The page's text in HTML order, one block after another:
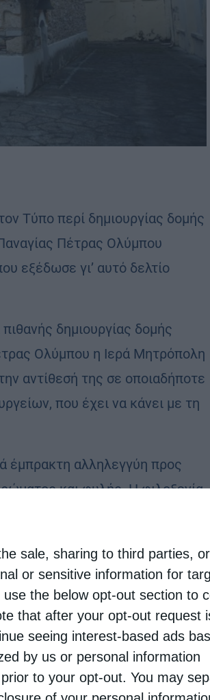
sale, sharing to third parties, or
or sensitive information for
the below opt-out section to
that after your opt-out request
seeing interest-based ads
by us or personal information
to your opt-out. You may
Τύπο περί δημιουργίας δομής
Πέτρας Ολύμπου
εξέδωσε γι’ αυτό δελτίο
δημιουργίας δομής
Ολύμπου η Ιερά Μητρόπολη
αντίθεσή της σε οποιαδήποτε
που έχει να κάνει με τη
έμπρακτη αλληλεγγύη προς
και φυλής. Η φιλοξενία
ευθύνη,
να γίνεται αβασάνιστα αλλά
Η ακαταλληλότητα των
κατά το πρόσφατο
στα κτίρια (ξήλωμα
από πτώση στη στέρνα της